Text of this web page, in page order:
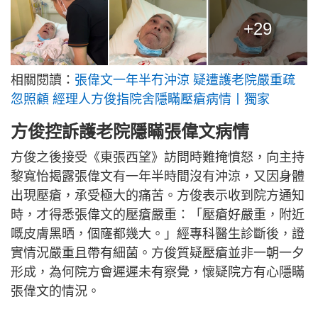
+29
相關閱讀： 張偉文一年半冇沖涼 疑遭護老院嚴重疏
忽照顧 經理人方俊指院舍隱瞞壓瘡病情丨獨家
方俊控訴護老院隱瞞張偉文病情
方俊之後接受《東張西望》訪問時難掩憤怒，向主持
黎寬怡揭露張偉文有一年半時間沒有沖涼，又因身體
出現壓瘡，承受極大的痛苦。方俊表示收到院方通知
時，才得悉張偉文的壓瘡嚴重：「壓瘡好嚴重，附近
嘅皮膚黑晒，個窿都幾大。」經專科醫生診斷後，證
實情況嚴重且帶有細菌。方俊質疑壓瘡並非一朝一夕
形成，為何院方會遲遲未有察覺，懷疑院方有心隱瞞
張偉文的情況。